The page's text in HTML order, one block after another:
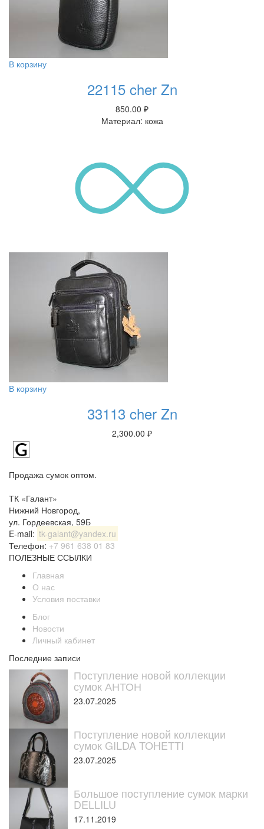
В корзину
22115 cher Zn
850.00 ₽
Материал: кожа
В корзину
33113 cher Zn
2,300.00 ₽
Продажа сумок оптом.
ТК «Галант»
Нижний Новгород,
ул. Гордеевская, 59Б
E-mail: tk-galant@yandex.ru
Телефон: +7 961 638 01 83
ПОЛЕЗНЫЕ ССЫЛКИ
Главная
О нас
Условия поставки
Блог
Новости
Личный кабинет
Последние записи
Поступление новой коллекции
сумок АНТОН
23.07.2025
Поступление новой коллекции
сумок GILDA TOHETTI
23.07.2025
Большое поступление сумок марки
DELLILU
17.11.2019